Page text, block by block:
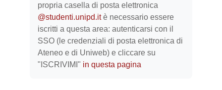
propria casella di posta elettronica
@studenti.unipd.itè necessario essere
iscritti a questa area: autenticarsi con il
SSO (le credenziali di posta elettronica di
Ateneo e di Uniweb) e cliccare su
"ISCRIVIMI" in questa pagina